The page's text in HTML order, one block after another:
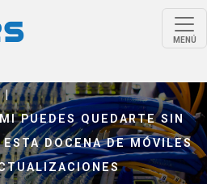
MENÚ
|
PUEDES QUEDARTE SIN
DOCENA DE MÓVILES